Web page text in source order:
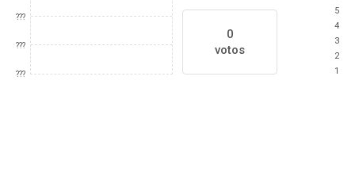
???
???
???
0
votos
5
4
3
2
1